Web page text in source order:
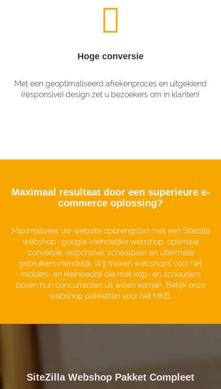
Hoge conversie
Met een geoptimaliseerd afrekenproces en uitgekiend
(responsive) design zet u bezoekers om in klanten!
Maximaal resultaat door een superieure e-
commerce oplossing?
Maximaliseer uw website opbrengsten met een Sitezilla
webshop : google vriendelijke webshop, optimale
conversie, responsive, schaalbaar en uitermate
gebruikersvriendelijk. Wij maken webshops voor het
midden- en kleinbedrijf die met kop- en schouders
boven hun concurrenten uit willen komen. Bekijk onze
webshop pakketten voor het MKB.
SiteZilla Webshop Pakket Compleet